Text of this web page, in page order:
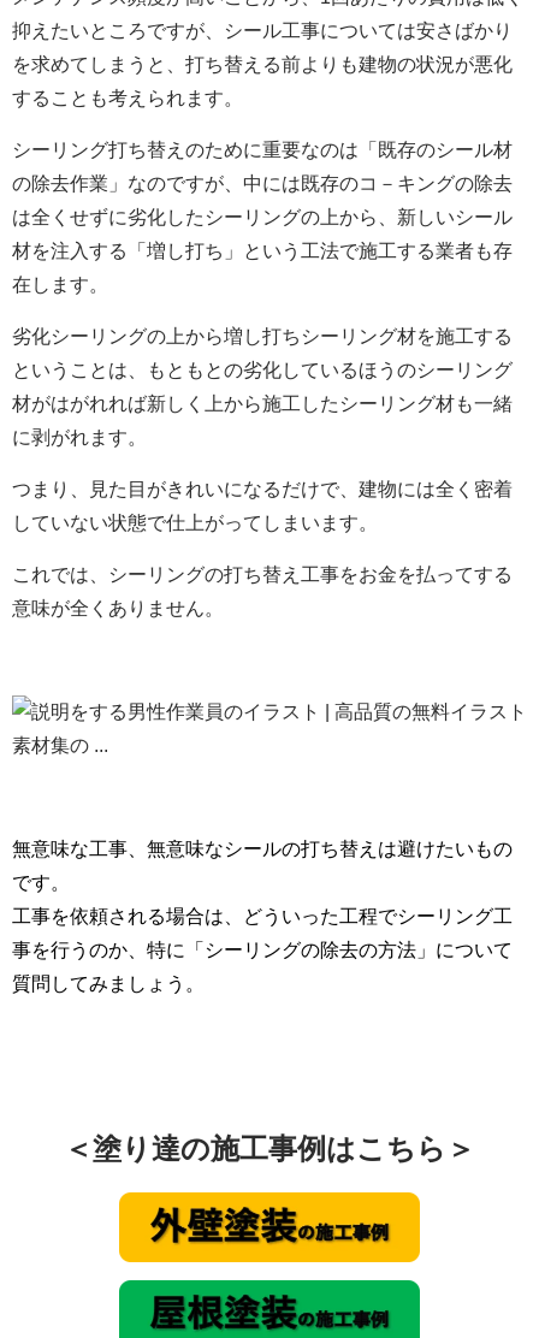
抑えたいところですが、シール工事については安さばかり
を求めてしまうと、打ち替える前よりも建物の状況が悪化
することも考えられます。
シーリング打ち替えのために重要なのは「既存のシール材
の除去作業」なのですが、中には既存のコ－キングの除去
は全くせずに劣化したシーリングの上から、新しいシール
材を注入する「増し打ち」という工法で施工する業者も存
在します。
劣化シーリングの上から増し打ちシーリング材を施工する
ということは、もともとの劣化しているほうのシーリング
材がはがれれば新しく上から施工したシーリング材も一緒
に剥がれます。
つまり、見た目がきれいになるだけで、建物には全く密着
していない状態で仕上がってしまいます。
これでは、シーリングの打ち替え工事をお金を払ってする
意味が全くありません。
無意味な工事、無意味なシールの打ち替えは避けたいもの
です。
工事を依頼される場合は、どういった工程でシーリング工
事を行うのか、特に
「シーリングの除去の方法」について
質問してみましょう。
＜塗り達の施工事例はこちら＞